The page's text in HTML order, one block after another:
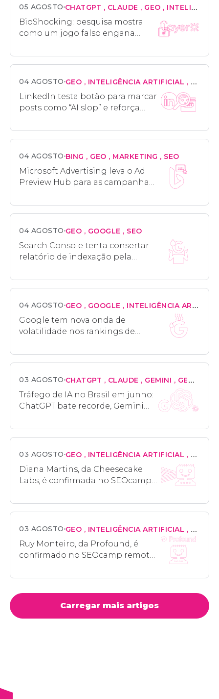
05 AGOSTO CHATGPT CLAUDE GEO INTELIGÊNCIA ARTIFICIAL
BioShocking: pesquisa mostra
como um jogo falso engana
credenciais do usuário
04 AGOSTO GEO INTELIGÊNCIA ARTIFICIAL
LinkedIn testa botão para marcar
posts como “AI slop” e reforça
rede
04 AGOSTO BING GEO MARKETING SEO
Microsoft Advertising leva o Ad
Preview Hub para as campanhas
04 AGOSTO GEO GOOGLE SEO
Search Console tenta consertar
relatório de indexação pela
04 AGOSTO GEO GOOGLE INTELIGÊNCIA ARTIFICIAL
Google tem nova onda de
volatilidade nos rankings de
julho
03 AGOSTO CHATGPT CLAUDE GEMINI GEO
Tráfego de IA no Brasil em junho:
ChatGPT bate recorde, Gemini
03 AGOSTO GEO INTELIGÊNCIA ARTIFICIAL
Diana Martins, da Cheesecake
Labs, é confirmada no SEOcamp
SEO, UX e IA
03 AGOSTO GEO INTELIGÊNCIA ARTIFICIAL
Ruy Monteiro, da Profound, é
confirmado no SEOcamp remoto
diz sobre sua marca
Carregar mais artigos